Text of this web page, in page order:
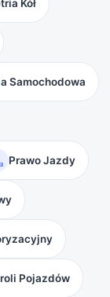
Kół
Samochodowa
Prawo Jazdy
Pojazdów